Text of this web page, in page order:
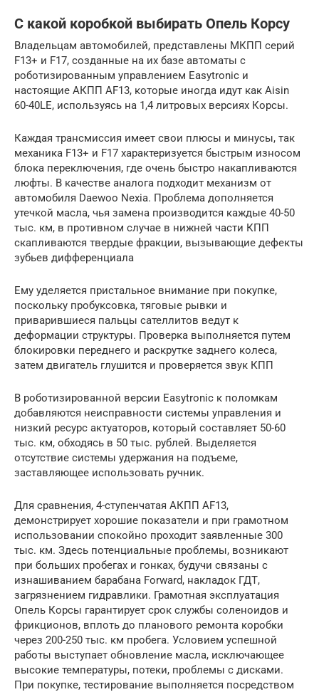
С какой коробкой выбирать Опель Корсу
Владельцам автомобилей, представлены МКПП серий
F13+ и F17, созданные на их базе автоматы с
роботизированным управлением Easytronic и
настоящие АКПП AF13, которые иногда идут как Aisin
60-40LE, используясь на 1,4 литровых версиях Корсы.
Каждая трансмиссия имеет свои плюсы и минусы, так
механика F13+ и F17 характеризуется быстрым износом
блока переключения, где очень быстро накапливаются
люфты. В качестве аналога подходит механизм от
автомобиля Daewoo Nexia. Проблема дополняется
утечкой масла, чья замена производится каждые 40-50
тыс. км, в противном случае в нижней части КПП
скапливаются твердые фракции, вызывающие дефекты
зубьев дифференциала
Ему уделяется пристальное внимание при покупке,
поскольку пробуксовка, тяговые рывки и
приварившиеся пальцы сателлитов ведут к
деформации структуры. Проверка выполняется путем
блокировки переднего и раскрутке заднего колеса,
затем двигатель глушится и проверяется звук КПП
В роботизированной версии Easytronic к поломкам
добавляются неисправности системы управления и
низкий ресурс актуаторов, который составляет 50-60
тыс. км, обходясь в 50 тыс. рублей. Выделяется
отсутствие системы удержания на подъеме,
заставляющее использовать ручник.
Для сравнения, 4-ступенчатая АКПП AF13,
демонстрирует хорошие показатели и при грамотном
использовании спокойно проходит заявленные 300
тыс. км. Здесь потенциальные проблемы, возникают
при больших пробегах и гонках, будучи связаны с
изнашиванием барабана Forward, накладок ГДТ,
загрязнением гидравлики. Грамотная эксплуатация
Опель Корсы гарантирует срок службы соленоидов и
фрикционов, вплоть до планового ремонта коробки
через 200-250 тыс. км пробега. Условием успешной
работы выступает обновление масла, исключающее
высокие температуры, потеки, проблемы с дисками.
При покупке, тестирование выполняется посредством